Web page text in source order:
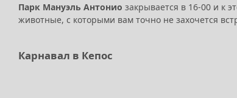
Парк Мануэль Антонио закрывается в 16-00 и к
животные, с которыми вам точно не захочется
Карнавал в Кепос